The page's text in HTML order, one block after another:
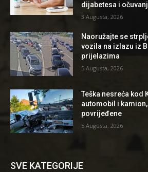
dijabetesa i
3 Augusta, 2026
Naoružajte se
vozila na izlazu iz
prijelazima
5 Augusta, 2026
Teška nesreća kod
automobil i
povrijeđene
5 Augusta, 2026
SVE KATEGORIJE